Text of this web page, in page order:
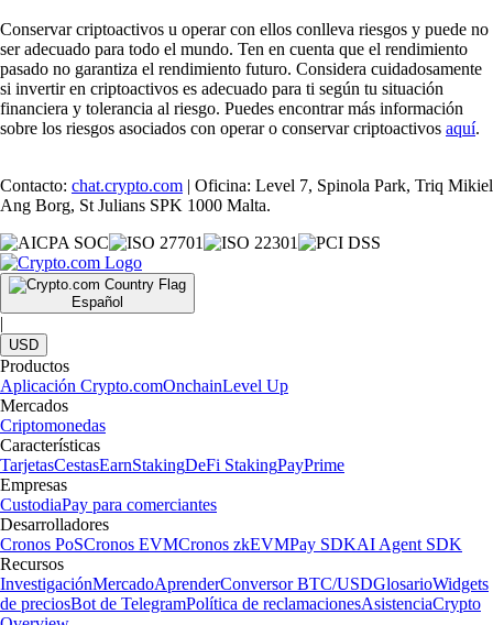
Conservar criptoactivos u operar con ellos conlleva riesgos y puede no
ser adecuado para todo el mundo. Ten en cuenta que el rendimiento
pasado no garantiza el rendimiento futuro. Considera cuidadosamente
si invertir en criptoactivos es adecuado para ti según tu situación
financiera y tolerancia al riesgo. Puedes encontrar más información
sobre los riesgos asociados con operar o conservar criptoactivos aquí.
Contacto: chat.crypto.com | Oficina: Level 7, Spinola Park, Triq Mikiel
Ang Borg, St Julians SPK 1000 Malta.
Español
|
USD
Productos
Aplicación Crypto.comOnchainLevel Up
Mercados
Criptomonedas
Características
TarjetasCestasEarnStakingDeFi StakingPayPrime
Empresas
CustodiaPay para comerciantes
Desarrolladores
Cronos PoSCronos EVMCronos zkEVMPay SDKAI Agent SDK
Recursos
InvestigaciónMercadoAprenderConversor BTC/USDGlosarioWidgets
de preciosBot de TelegramPolítica de reclamacionesAsistenciaCrypto